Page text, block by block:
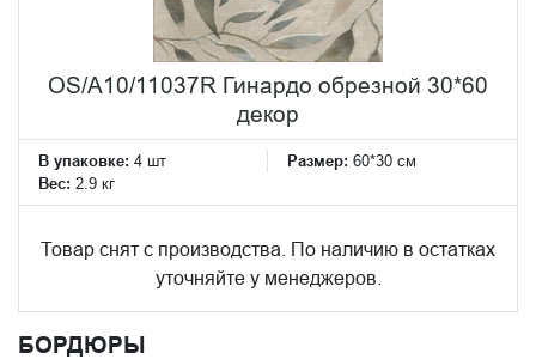
OS/A10/11037R Гинардо обрезной 30*60
декор
В упаковке: 4 шт Размер: 60*30 см
Вес: 2.9 кг
Товар снят с производства. По наличию в остатках
уточняйте у менеджеров.
БОРДЮРЫ